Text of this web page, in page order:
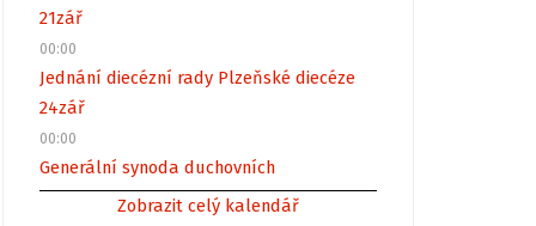
21zář
00:00
Jednání diecézní rady Plzeňské diecéze
24zář
00:00
Generální synoda duchovních
Zobrazit celý kalendář